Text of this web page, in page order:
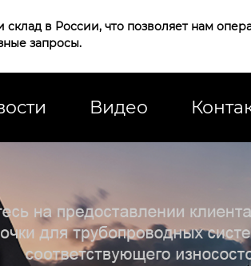
в России, что позволяет нам
запросы.
Видео